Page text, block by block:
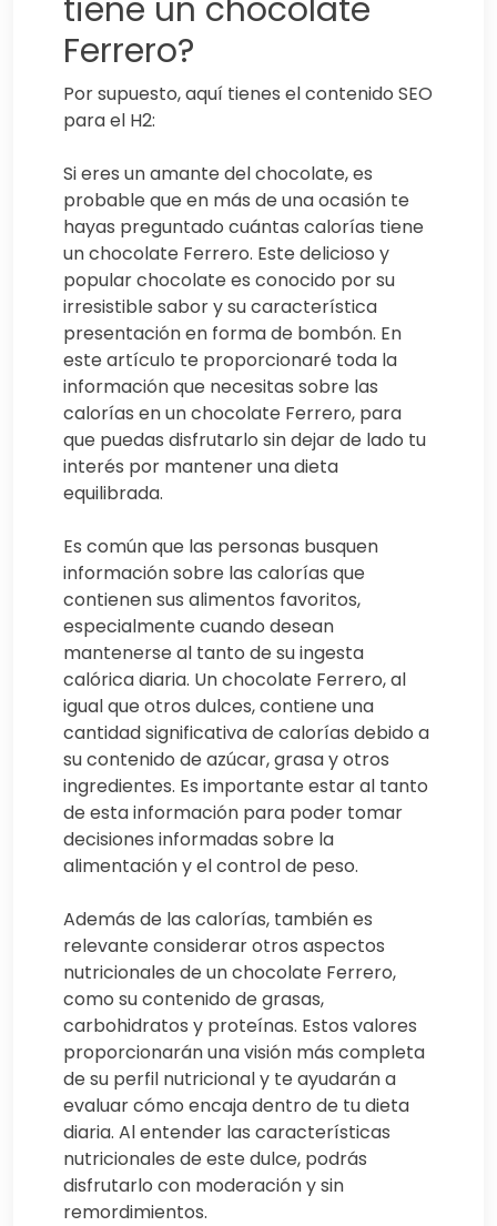
tiene un chocolate
Ferrero?
Por supuesto, aquí tienes el contenido SEO
para el H2:
Si eres un amante del chocolate, es
probable que en más de una ocasión te
hayas preguntado cuántas calorías tiene
un chocolate Ferrero. Este delicioso y
popular chocolate es conocido por su
irresistible sabor y su característica
presentación en forma de bombón. En
este artículo te proporcionaré toda la
información que necesitas sobre las
calorías en un chocolate Ferrero, para
que puedas disfrutarlo sin dejar de lado tu
interés por mantener una dieta
equilibrada.
Es común que las personas busquen
información sobre las calorías que
contienen sus alimentos favoritos,
especialmente cuando desean
mantenerse al tanto de su ingesta
calórica diaria. Un chocolate Ferrero, al
igual que otros dulces, contiene una
cantidad significativa de calorías debido a
su contenido de azúcar, grasa y otros
ingredientes. Es importante estar al tanto
de esta información para poder tomar
decisiones informadas sobre la
alimentación y el control de peso.
Además de las calorías, también es
relevante considerar otros aspectos
nutricionales de un chocolate Ferrero,
como su contenido de grasas,
carbohidratos y proteínas. Estos valores
proporcionarán una visión más completa
de su perfil nutricional y te ayudarán a
evaluar cómo encaja dentro de tu dieta
diaria. Al entender las características
nutricionales de este dulce, podrás
disfrutarlo con moderación y sin
remordimientos.